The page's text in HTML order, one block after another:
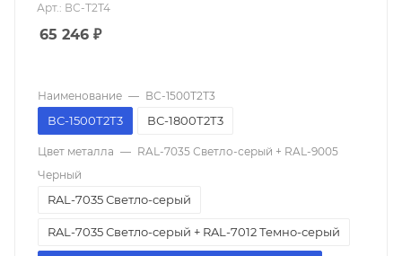
Арт.: ВС-Т2Т4
65 246 ₽
Наименование — ВС-1500Т2Т3
ВС-1500Т2Т3 ВС-1800Т2Т3
Цвет металла — RAL-7035 Светло-серый + RAL-9005
Черный
RAL-7035 Светло-серый
RAL-7035 Светло-серый + RAL-7012 Темно-серый